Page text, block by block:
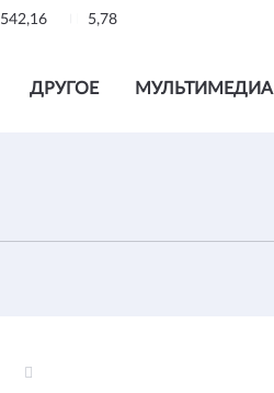
542,16 5,78
ДРУГОЕ МУЛЬТИМЕДИА